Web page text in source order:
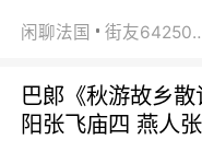
闲聊法国 街友
巴郞《秋游故乡
阳张飞庙四 燕人